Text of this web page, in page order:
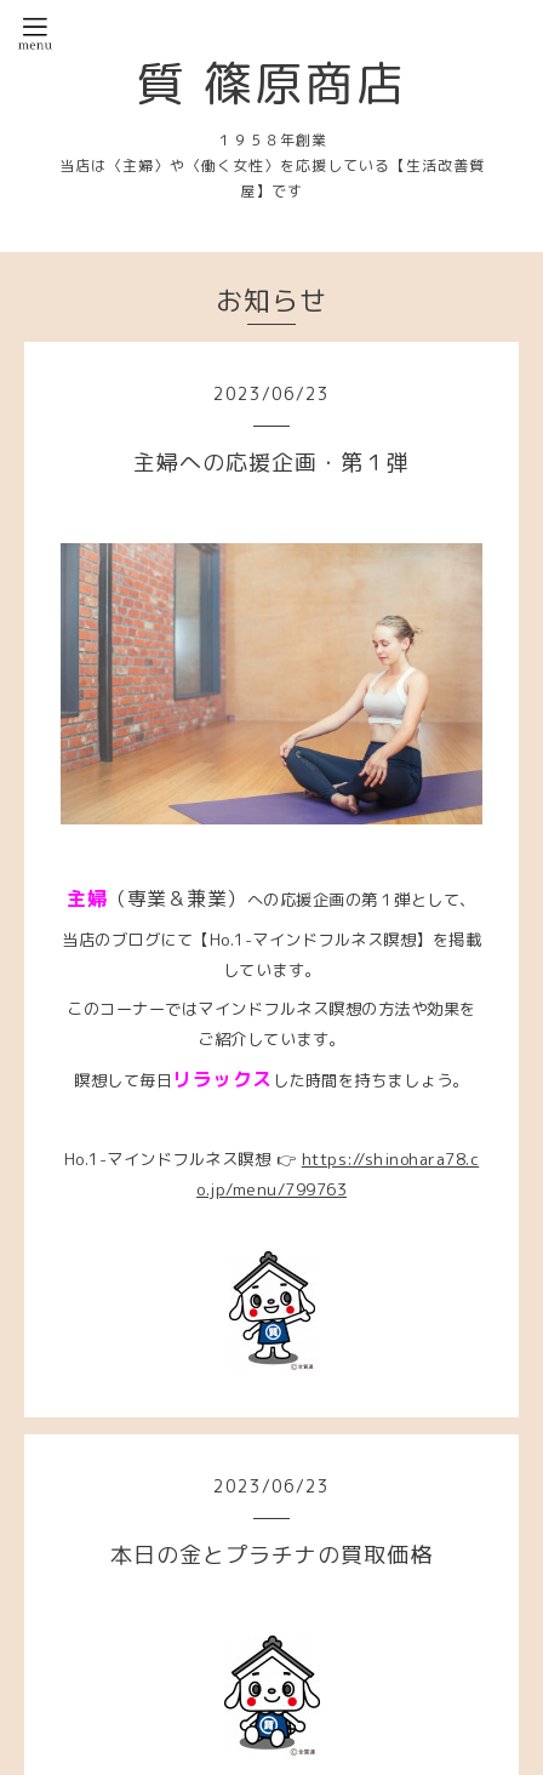
質 篠原商店
１９５８年創業
当店は〈主婦〉や〈働く女性〉を応援している【生活改善質
屋】です
お知らせ
2023/06/23
主婦への応援企画・第１弾
主婦 （専業＆兼業）
への応援企画の第１弾として、
当店のブログにて【Ho.1-マインドフルネス瞑想】を掲載
しています。
このコーナーではマインドフルネス瞑想の方法や効果を
ご紹介しています。
瞑想して毎日 リラックス した時間を持ちましょう。
Ho.1-マインドフルネス瞑想 👉 https://shinohara78.c
o.jp/menu/799763
2023 /06/23
本日の金とプラチナの買取価格